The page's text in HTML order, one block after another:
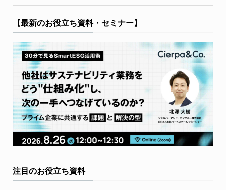
【最新のお役立ち資料・セミナー】
注目のお役立ち資料